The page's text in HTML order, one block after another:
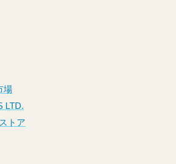
場
LTD.
トア